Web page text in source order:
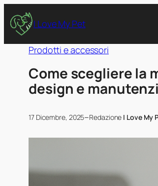
I Love My Pet
Prodotti e accessori
Come scegliere la
design e
17 Dicembre, 2025–Redazione I Love My